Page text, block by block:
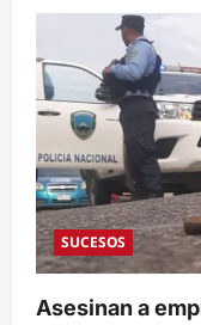
SUCESOS
Asesinan a